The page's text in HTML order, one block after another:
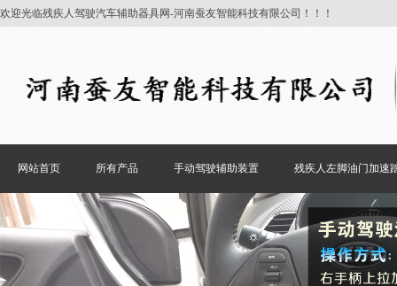
欢迎光临残疾人驾驶汽车辅助器具网-河南蚕友智能科技有限公司！！！
网站首页 所有产品 手动驾驶辅助装置 残疾人左脚油门加速